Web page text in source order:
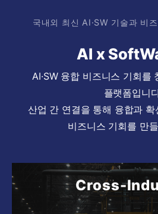
국내외 최신 AI·SW 기술과 비
AI x
AI·SW 융합 비즈니스 기회를
플랫폼입니
산업 간 연결을 통해 융합과
비즈니스 기회를 만
Cross-